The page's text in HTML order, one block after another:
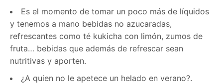
Es el momento de tomar un poco más de líquidos
y tenemos a mano bebidas no azucaradas,
refrescantes como té kukicha con limón, zumos de
fruta… bebidas que además de refrescar sean
nutritivas y aporten.
¿A quien no le apetece un helado en verano?.